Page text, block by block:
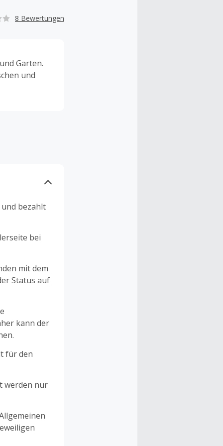
8 Bewertungen
Garten.
und
bezahlt
bei
mit dem
Status auf
kann der
für den
werden nur